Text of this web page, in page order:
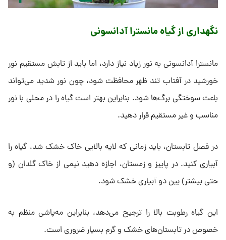
نگهداری از گیاه مانسترا آدانسونی
مانسترا آدانسونی به نور زیاد نیاز دارد، اما باید از تابش مستقیم نور
خورشید در آفتاب تند ظهر محافظت شود، چون نور شدید می‌تواند
باعث سوختگی برگ‌ها شود. بنابراین بهتر است گیاه را در محلی با نور
مناسب و غیر مستقیم قرار دهید.
در فصل تابستان، باید زمانی که لایه بالایی خاک خشک شد، گیاه را
آبیاری کنید. در پاییز و زمستان، اجازه دهید نیمی از خاک گلدان (و
حتی بیشتر) بین دو آبیاری‌ خشک شود.
این گیاه رطوبت بالا را ترجیح می‌دهد، بنابراین مه‌پاشی منظم به
خصوص در تابستان‌های خشک و گرم بسیار ضروری است.